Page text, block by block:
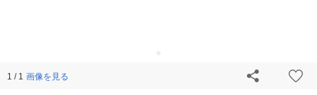
1 / 1 画像を見る